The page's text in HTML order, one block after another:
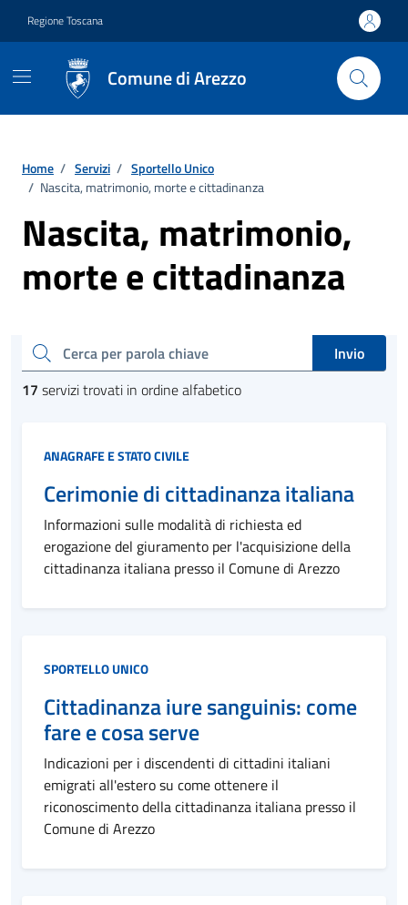
Regione Toscana
Comune di Arezzo
Home / Servizi / Sportello Unico
/ Nascita, matrimonio, morte e cittadinanza
Nascita, matrimonio,
morte e cittadinanza
Esplora tutti i servizi
cerca
Invio
17 servizi trovati in ordine alfabetico
Categoria:
ANAGRAFE E STATO CIVILE
Cerimonie di cittadinanza italiana
Informazioni sulle modalità di richiesta ed
erogazione del giuramento per l'acquisizione della
cittadinanza italiana presso il Comune di Arezzo
Categoria:
SPORTELLO UNICO
Cittadinanza iure sanguinis: come
fare e cosa serve
Indicazioni per i discendenti di cittadini italiani
emigrati all'estero su come ottenere il
riconoscimento della cittadinanza italiana presso il
Comune di Arezzo